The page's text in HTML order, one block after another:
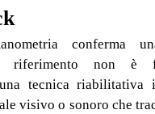
conferma
riferimento non è
tecnica
visivo o sonoro che